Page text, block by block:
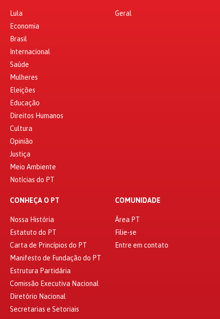
Lula
Economia
Brasil
Internacional
Saúde
Mulheres
Eleições
Educação
Direitos Humanos
Cultura
Opinião
Justiça
Meio Ambiente
Notícias do PT
Geral
CONHEÇA O PT
Nossa História
Estatuto do PT
Carta de Princípios do PT
Manifesto de Fundação do PT
Estrutura Partidária
Comissão Executiva Nacional
Diretório Nacional
Secretarias e Setoriais
COMUNIDADE
Área PT
Filie-se
Entre em contato